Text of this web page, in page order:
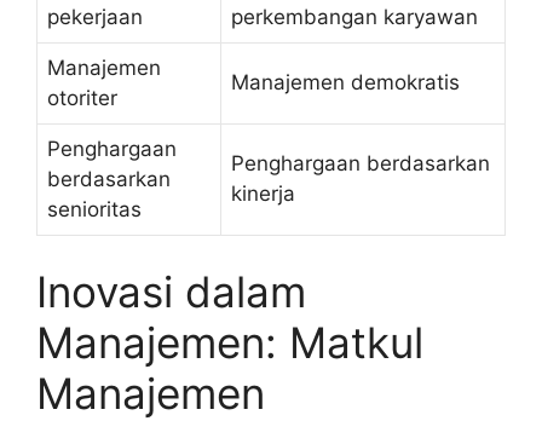
pekerjaan
perkembangan karyawan
Manajemen
otoriter
Manajemen demokratis
Penghargaan
berdasarkan
senioritas
Penghargaan berdasarkan
kinerja
Inovasi dalam
Manajemen: Matkul
Manajemen